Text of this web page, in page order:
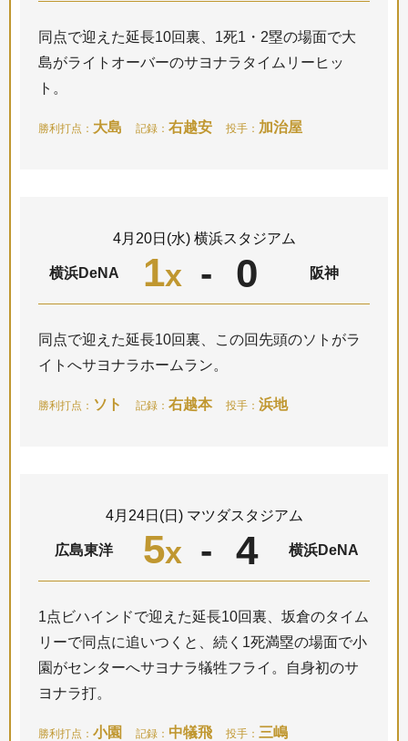
同点で迎えた延長10回裏、1死1・2塁の場面で大
島がライトオーバーのサヨナラタイムリーヒッ
ト。
勝利打点： 大島 記録： 右越安 投手： 加治屋
4月20日(水) 横浜スタジアム
横浜DeNA 1x - 0 阪神
同点で迎えた延長10回裏、この回先頭のソトがラ
イトへサヨナラホームラン。
勝利打点： ソト 記録： 右越本 投手： 浜地
4月24日(日) マツダスタジアム
広島東洋 5x - 4 横浜DeNA
1点ビハインドで迎えた延長10回裏、坂倉のタイム
リーで同点に追いつくと、続く1死満塁の場面で小
園がセンターへサヨナラ犠牲フライ。自身初のサ
ヨナラ打。
勝利打点： 小園 記録： 中犠飛 投手： 三嶋